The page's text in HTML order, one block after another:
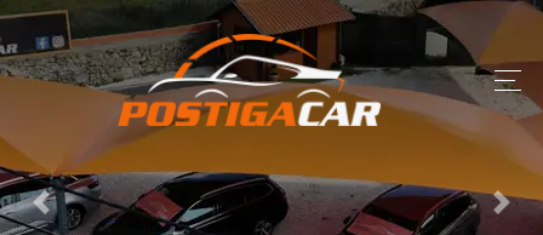
Previous Next